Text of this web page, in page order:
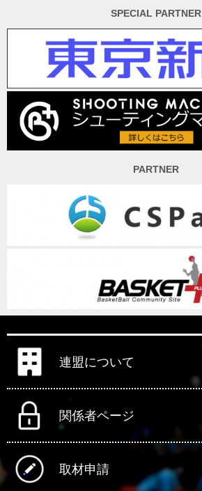
SPECIAL PARTNER
PARTNER
連盟について
関係者ページ
取材申請